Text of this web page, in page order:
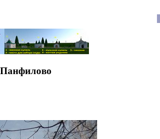
Панфилово